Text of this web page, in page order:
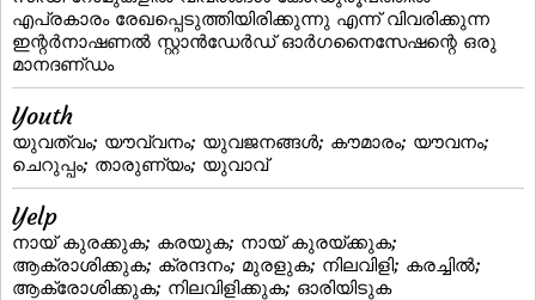
എപ്രകാരം രേഖപ്പെടുത്തിയിരിക്കുന്നു എന്ന്‌ വിവരിക്കുന്ന
ഇന്റര്‍നാഷണല്‍ സ്റ്റാന്‍ഡേര്‍ഡ്‌ ഓര്‍ഗനൈസേഷന്റെ ഒരു
മാനദണ്‌ഡം
Youth
യുവത്വം; യൗവ്വനം; യുവജനങ്ങള്‍; കൗമാരം; യൗവനം;
ചെറുപ്പം; താരുണ്യം; യുവാവ്‌
Yelp
നായ്‌ കുരക്കുക; കരയുക; നായ് കുരയ്ക്കുക;
ആക്രാശിക്കുക; ക്രന്ദനം; മുരളുക; നിലവിളി; കരച്ചില്‍;
ആക്രോശിക്കുക; നിലവിളിക്കുക; ഓരിയിടുക